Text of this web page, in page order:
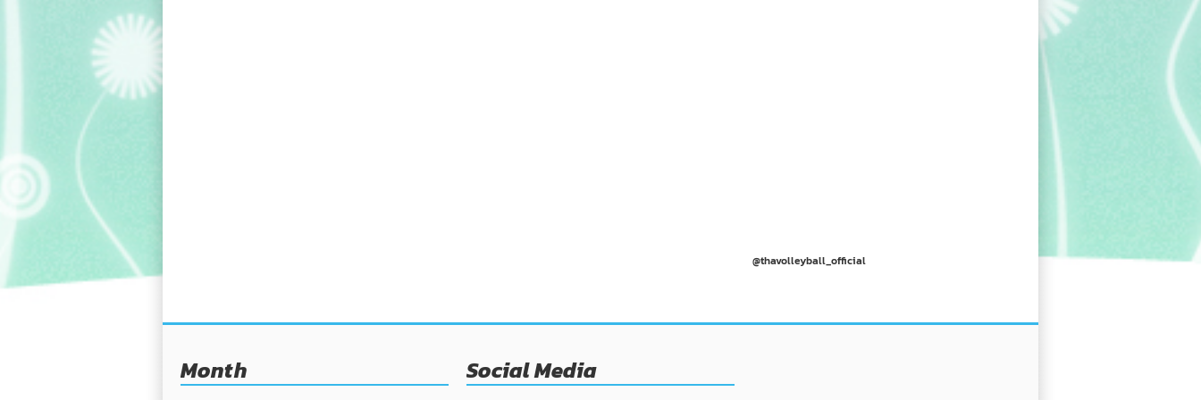
@thavolleyball_official
Month Social Media